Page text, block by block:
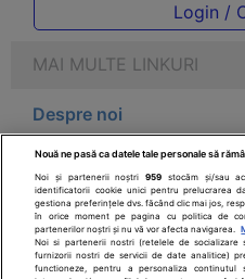
Login /
MAI MULTE LINKURI
Despre noi
Legal
Drepturile
Parteneri
Nouă ne pasă ca datele tale personale să
Noi și partenerii noștri959 stocăm și/sau
identificatorii cookie unici pentru prelucrarea
gestiona preferințele dvs. făcând clic mai jos,
în orice moment pe pagina cu politica de
partenerilor noștri și nu vă vor afecta navigarea.
Noi si partenerii nostri (retelele de
furnizorii nostri de servicii de date analitice)
functioneze, pentru a personaliza